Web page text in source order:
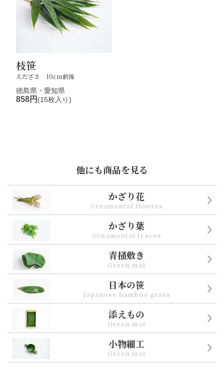
枝笹
えだざさ 10cm前後
徳島県・愛知県
858円 (15枚入り)
他にも商品を見る
かざり花
Ornamental flowers
かざり葉
Ornamental leaves
青掻敷き
Green mat
日本の笹
Japanese bamboo grass
添えもの
Green mat
小物細工
Green mat